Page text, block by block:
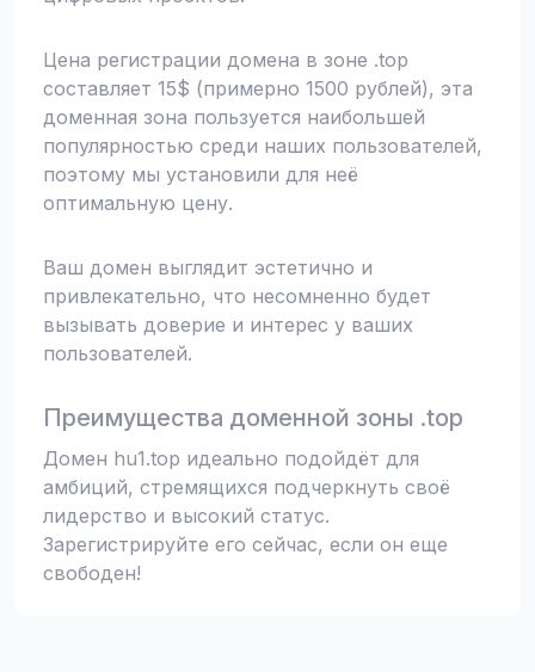
Цена регистрации домена в зоне .top
составляет 15$ (примерно 1500 рублей), эта
доменная зона пользуется наибольшей
популярностью среди наших пользователей,
поэтому мы установили для неё
оптимальную цену.
Ваш домен выглядит эстетично и
привлекательно, что несомненно будет
вызывать доверие и интерес у ваших
пользователей.
Преимущества доменной зоны .top
Домен hu1.top идеально подойдёт для
амбиций, стремящихся подчеркнуть своё
лидерство и высокий статус.
Зарегистрируйте его сейчас, если он еще
свободен!